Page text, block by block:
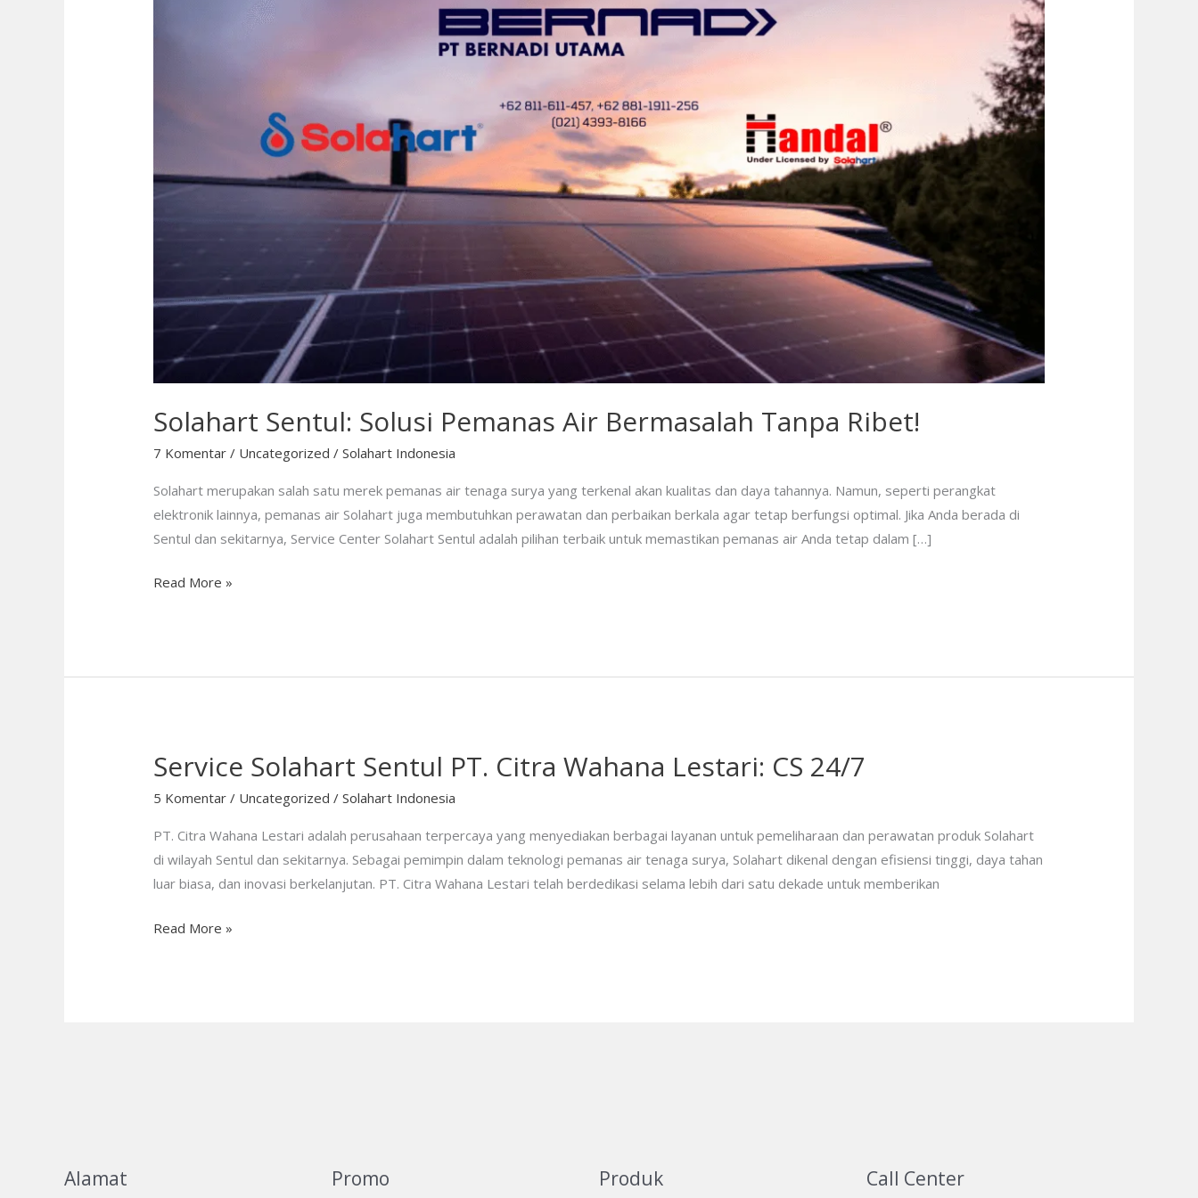
Solahart Sentul: Solusi Pemanas Air Bermasalah Tanpa Ribet!
7 Komentar / Uncategorized /Solahart Indonesia
Solahart merupakan salah satu merek pemanas air tenaga surya yang terkenal akan kualitas dan daya tahannya. Namun, seperti perangkat
elektronik lainnya, pemanas air Solahart juga membutuhkan perawatan dan perbaikan berkala agar tetap berfungsi optimal. Jika Anda berada di
Sentul dan sekitarnya, Service Center Solahart Sentul adalah pilihan terbaik untuk memastikan pemanas air Anda tetap dalam […]
Read More »
Service Solahart Sentul PT. Citra Wahana Lestari: CS 24/7
5 Komentar / Uncategorized /Solahart Indonesia
PT. Citra Wahana Lestari adalah perusahaan terpercaya yang menyediakan berbagai layanan untuk pemeliharaan dan perawatan produk Solahart
di wilayah Sentul dan sekitarnya. Sebagai pemimpin dalam teknologi pemanas air tenaga surya, Solahart dikenal dengan efisiensi tinggi, daya tahan
luar biasa, dan inovasi berkelanjutan. PT. Citra Wahana Lestari telah berdedikasi selama lebih dari satu dekade untuk memberikan
Service
Sentul
PT.
Citra
Wahana
CS
Read More »
Alamat Promo Produk Call Center